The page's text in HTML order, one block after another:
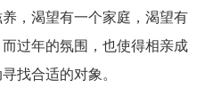
，渴望有一个家庭，渴望有
过年的氛围，也使得相亲成
找合适的对象。